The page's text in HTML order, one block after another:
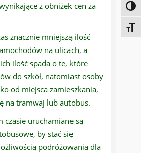
z obniżek cen za
znacznie mniejszą ilość
na ulicach, a
ilość spada o te, które
do szkół, natomiast osoby
od miejsca zamieszkania,
na tramwaj lub autobus.
czasie uruchamiane są
by stać się
podróżowania dla